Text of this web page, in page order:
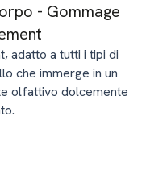
- Gommage
adatto a tutti i tipi di
che immerge in un
olfattivo dolcemente